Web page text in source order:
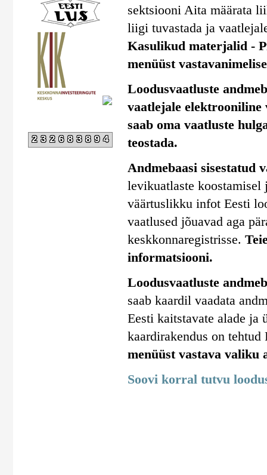
232683894
sektsiooni Aita määrata
liigi tuvastada ja
Kasulikud materjalid -
menüüst
Loodusvaatluste
vaatlejale
saab oma vaatluste
teostada.
Andmebaasi sisestatud
levikuatlaste koostamisel
väärtuslikku infot Eesti
vaatlused jõuavad aga
keskkonnaregistrisse.
informatsiooni.
Loodusvaatluste
saab kaardil vaadata
Eesti kaitstavate alade ja
kaardirakendus on
menüüst vastava valiku
Soovi korral tutvu